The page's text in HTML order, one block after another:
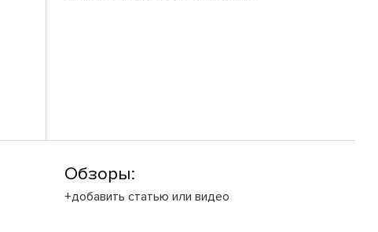
Обзоры:
+добавить статью или видео